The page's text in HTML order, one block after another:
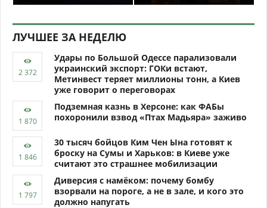
ЛУЧШЕЕ ЗА НЕДЕЛЮ
Удары по Большой Одессе парализовали
украинский экспорт: ГОКи встают,
Метинвест теряет миллионы тонн, а Киев
уже говорит о переговорах
Подземная казнь в Херсоне: как ФАБы
похоронили взвод «Птах Мадьяра» заживо
30 тысяч бойцов Ким Чен Ына готовят к
броску на Сумы и Харьков: в Киеве уже
считают это страшнее мобилизации
Диверсия с намёком: почему бомбу
взорвали на пороге, а не в зале, и кого это
должно напугать